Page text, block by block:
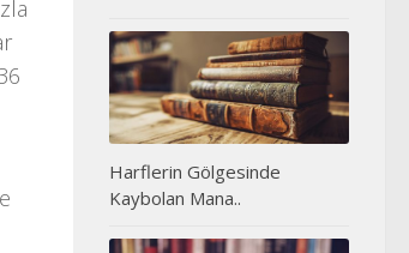
Harflerin Gölgesinde
Kaybolan Mana..